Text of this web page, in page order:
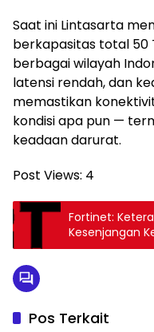
Saat ini Lintasarta
berkapasitas total 50
berbagai wilayah
latensi rendah, dan
memastikan
kondisi apa pun —
keadaan darurat.
Post Views: 4
Fortinet:
Kesenjangan
Pos Terkait